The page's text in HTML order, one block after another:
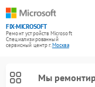
FIX-MICROSOFT
Ремонт устройств Microsoft
Специализированный
cервисный центр г.Москва
Мы